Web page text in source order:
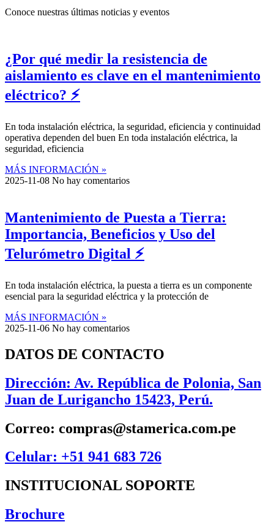
Conoce nuestras últimas noticias y eventos
¿Por qué medir la resistencia de
aislamiento es clave en el mantenimiento
eléctrico? ⚡
En toda instalación eléctrica, la seguridad, eficiencia y continuidad
operativa dependen del buen En toda instalación eléctrica, la
seguridad, eficiencia
MÁS INFORMACIÓN »
2025-11-08 No hay comentarios
Mantenimiento de Puesta a Tierra:
Importancia, Beneficios y Uso del
Telurómetro Digital ⚡
En toda instalación eléctrica, la puesta a tierra es un componente
esencial para la seguridad eléctrica y la protección de
MÁS INFORMACIÓN »
2025-11-06 No hay comentarios
DATOS DE CONTACTO
Dirección: Av. República de Polonia, San
Juan de Lurigancho 15423, Perú.
Correo: compras@stamerica.com.pe
Celular: +51 941 683 726
INSTITUCIONAL SOPORTE
Brochure